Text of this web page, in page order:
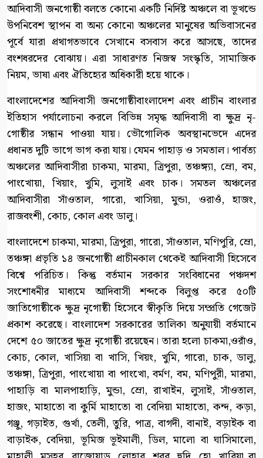
আদিবাসী জনগোষ্ঠী বলতে কোনো একটি নির্দিষ্ট অঞ্চলে বা ভূখন্ডে
উপনিবেশ স্থাপন বা অন্য কোনো অঞ্চলের মানুষের অভিবাসনের
পূর্বে যারা প্রথাগতভাবে সেখানে বসবাস করে আসছে, তাদের
বংশধরদের বোঝায়। এরা সাধারণত নিজস্ব সংস্কৃতি, সামাজিক
নিয়ম, ভাষা এবং ঐতিহ্যের অধিকারী হয়ে থাকে।
বাংলাদেশের আদিবাসী জনগোষ্ঠীবাংলাদেশ এবং প্রাচীন বাংলার
ইতিহাস পর্যালোচনা করলে বিভিন্ন সমৃদ্ধ আদিবাসী বা ক্ষুদ্র নৃ-
গোষ্ঠীর সন্ধান পাওয়া যায়। ভৌগোলিক অবস্থানভেদে এদের
প্রধানত দুটি ভাগে ভাগ করা যায়। যেমন পাহাড় ও সমতাল। পার্বত্য
অঞ্চলের আদিবাসীরা চাকমা, মারমা, ত্রিপুরা, তঞ্চঙ্গ্যা, ম্রো, বম,
পাংখোয়া, খিয়াং, খুমি, লুসাই এবং চাক। সমতল অঞ্চলের
আদিবাসীরা সাঁওতাল, গারো, খাসিয়া, মুন্ডা, ওরাওঁ, হাজং,
রাজবংশী, কোচ, কোল এবং ডালু।
বাংলাদেশে চাকমা, মারমা, ত্রিপুরা, গারো, সাঁওতাল, মণিপুরি, ম্রো,
তঞ্চঙ্গা প্রভৃতি ১৪ জনগোষ্ঠী প্রাচীনকাল থেকেই আদিবাসী হিসেবে
বিশ্বে পরিচিত। কিন্তু বর্তমান সরকার সংবিধানের পঞ্চদশ
সংশোধনীর মাধ্যমে আদিবাসী শব্দকে বিলুপ্ত করে ৫০টি
জাতিগোষ্ঠীকে ক্ষুদ্র নৃগোষ্ঠী হিসেবে স্বীকৃতি দিয়ে সম্প্রতি গেজেট
প্রকাশ করেছে। বাংলাদেশ সরকারের তালিকা অনুযায়ী বর্তমানে
দেশে ৫০ জাতের ক্ষুদ্র নৃগোষ্ঠী রয়েছেন। তারা হলো চাকমা,ওরাঁও,
কোচ, কোল, খাসিয়া বা খাসি, খিয়ং, খুমি, গারো, চাক, ডালু,
তঞ্চঙ্গা, ত্রিপুরা, পাংখোয়া বা পাংখো, বর্মণ, বম, মণিপুরী, মারমা,
পাহাড়ি বা মালপাহাড়ি, মুন্ডা, ম্রো, রাখাইন, লুসাই, সাঁওতাল,
হাজং, মাহাতো বা কুর্মি মাহাতো বা বেদিয়া মাহাতো, কন্দ, কড়া,
গঞ্জু, গড়াইত, গুর্খা, তেলী, তুরি, পাত্র, বাগদী, বানাই, বড়াইক বা
বাড়াইক, বেদিয়া, ভূমিজ ভূইমালী, ডিল, মালো বা ঘাসিমালো,